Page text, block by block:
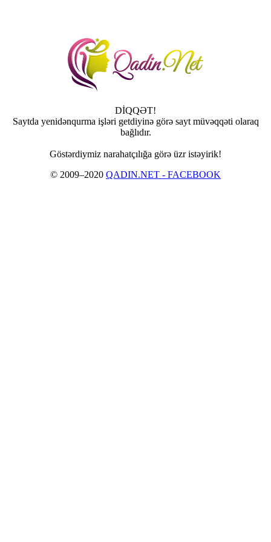
DİQQƏT!
Saytda yenidənqurma işləri getdiyinə görə sayt müvəqqəti olaraq
bağlıdır.
Göstərdiymiz narahatçılığa görə üzr istəyirik!
© 2009–2020 QADIN.NET - FACEBOOK